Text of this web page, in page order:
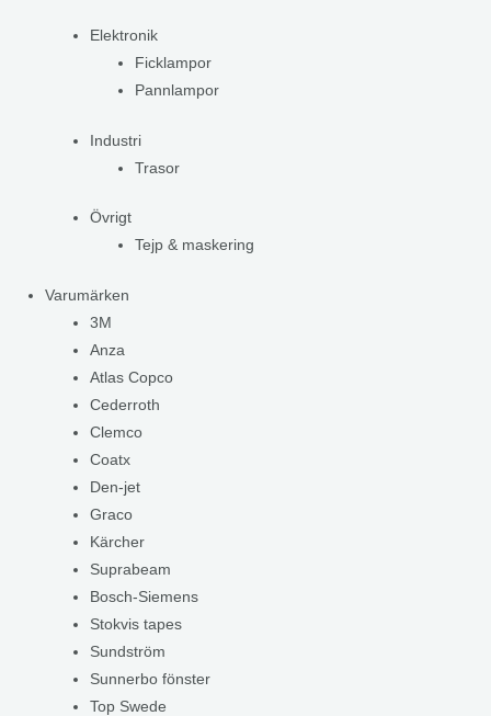
Elektronik
Ficklampor
Pannlampor
Industri
Trasor
Övrigt
Tejp & maskering
Varumärken
3M
Anza
Atlas Copco
Cederroth
Clemco
Coatx
Den-jet
Graco
Kärcher
Suprabeam
Bosch-Siemens
Stokvis tapes
Sundström
Sunnerbo fönster
Top Swede